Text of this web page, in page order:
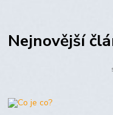
Nejnovější